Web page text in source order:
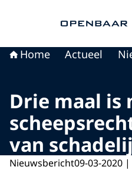
Home Actueel
Drie maal is
van
Nieuwsbericht09-03-2020 |